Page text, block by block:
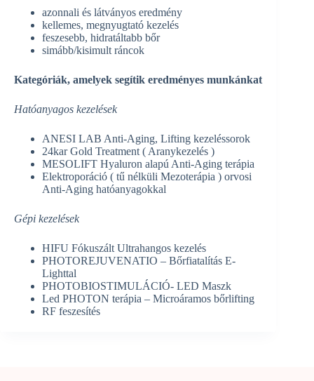
azonnali és látványos eredmény
kellemes, megnyugtató kezelés
feszesebb, hidratáltabb bőr
simább/kisimult ráncok
Kategóriák, amelyek segítik eredményes munkánkat
Hatóanyagos kezelések
ANESI LAB Anti-Aging, Lifting kezeléssorok
24kar Gold Treatment ( Aranykezelés )
MESOLIFT Hyaluron alapú Anti-Aging terápia
Elektroporáció ( tű nélküli Mezoterápia ) orvosi
Anti-Aging hatóanyagokkal
Gépi kezelések
HIFU Fókuszált Ultrahangos kezelés
PHOTOREJUVENATIO – Bőrfiatalítás E-
Lighttal
PHOTOBIOSTIMULÁCIÓ- LED Maszk
Led PHOTON terápia – Microáramos bőrlifting
RF feszesítés